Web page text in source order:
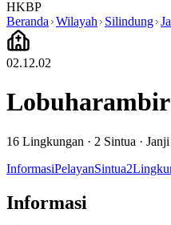
HKBP
Beranda Wilayah Silindung
02.12.02
Lobuharambir
16 Lingkungan · 2 Sintua ·
InformasiPelayanSintua2
Informasi